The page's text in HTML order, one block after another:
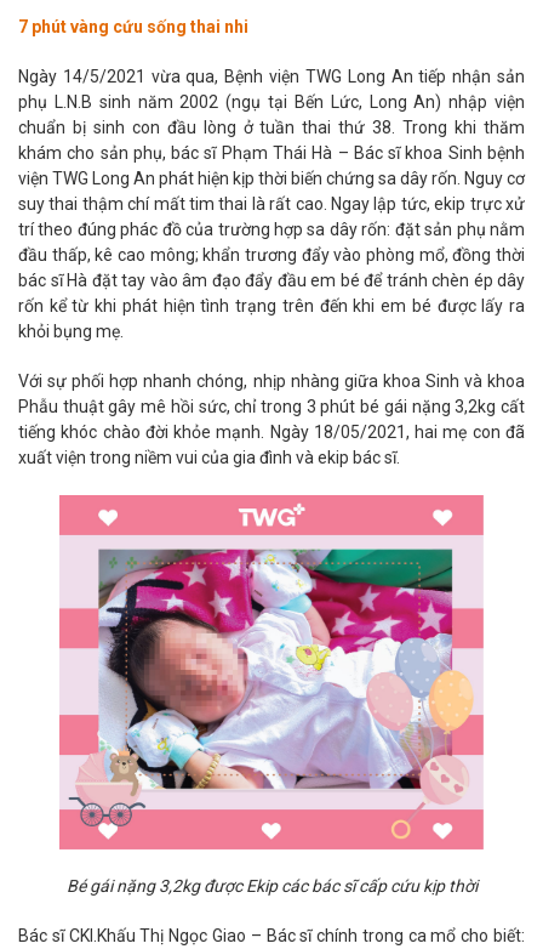
7 phút vàng cứu sống thai nhi
Ngày 14/5/2021 vừa qua, Bệnh viện TWG Long An tiếp nhận sản
phụ L.N.B sinh năm 2002 (ngụ tại Bến Lức, Long An) nhập viện
chuẩn bị sinh con đầu lòng ở tuần thai thứ 38. Trong khi thăm
khám cho sản phụ, bác sĩ Phạm Thái Hà – Bác sĩ khoa Sinh bệnh
viện TWG Long An phát hiện kịp thời biến chứng sa dây rốn. Nguy cơ
suy thai thậm chí mất tim thai là rất cao. Ngay lập tức, ekip trực xử
trí theo đúng phác đồ của trường hợp sa dây rốn: đặt sản phụ nằm
đầu thấp, kê cao mông; khẩn trương đẩy vào phòng mổ, đồng thời
bác sĩ Hà đặt tay vào âm đạo đẩy đầu em bé để tránh chèn ép dây
rốn kể từ khi phát hiện tình trạng trên đến khi em bé được lấy ra
khỏi bụng mẹ.
Với sự phối hợp nhanh chóng, nhịp nhàng giữa khoa Sinh và khoa
Phẫu thuật gây mê hồi sức, chỉ trong 3 phút bé gái nặng 3,2kg cất
tiếng khóc chào đời khỏe mạnh. Ngày 18/05/2021, hai mẹ con đã
xuất viện trong niềm vui của gia đình và ekip bác sĩ.
Bé gái nặng 3,2kg được Ekip các bác sĩ cấp cứu kịp thời
Bác sĩ CKI.Khấu Thị Ngọc Giao – Bác sĩ chính trong ca mổ cho biết: